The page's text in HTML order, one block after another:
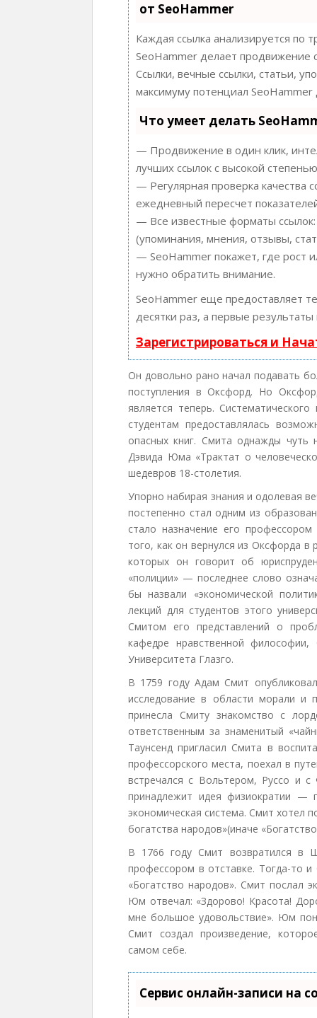
от SeoHammer
Каждая ссылка анализируется по
SeoHammer делает продвижение
Ссылки, вечные ссылки, статьи,
максимуму потенциал
Что умеет делать
— Продвижение в один клик,
лучших ссылок с высокой
— Регулярная проверка качества
ежедневный пересчет
— Все известные форматы
(упоминания, мнения, отзывы,
— SeoHammer покажет, где рост
нужно обратить внимание.
SeoHammer еще предоставляет
десятки раз, а первые
Зарегистрироваться и
Он довольно рано начал подавать
поступления в Оксфорд. Но
является теперь.
студентам предоставлялась
опасных книг. Смита однажды
Дэвида Юма «Трактат о
шедевров 18-столетия.
Упорно набирая знания и одолевая
постепенно стал одним из
стало назначение его
того, как он вернулся из Оксфорда
которых он говорит об
«полиции» — последнее слово
бы назвали «экономической
лекций для студентов этого
Смитом его представлений о
кафедре нравственной
Университета Глазго.
В 1759 году Адам Смит
исследование в области морали и
принесла Смиту знакомство с
ответственным за знаменитый
Таунсенд пригласил Смита в
профессорского места, поехал в
встречался с Вольтером, Руссо и
принадлежит идея физиократии —
экономическая система. Смит хотел
богатства народов»(иначе
В 1766 году Смит возвратился в
профессором в отставке. Тогда-то
«Богатство народов». Смит послал
Юм отвечал: «Здорово! Красота!
мне большое удовольствие». Юм
Смит создал произведение,
самом себе.
Сервис онлайн-записи на